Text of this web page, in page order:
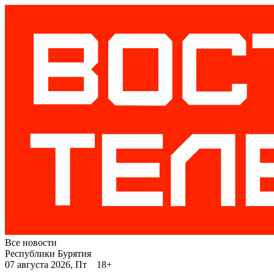
Все новости
Республики Бурятия
07 августа 2026, Пт 18+